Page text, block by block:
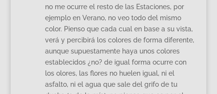
no me ocurre el resto de las Estaciones, por
ejemplo en Verano, no veo todo del mismo
color. Pienso que cada cual en base a su vista,
verá y percibirá los colores de forma diferente,
aunque supuestamente haya unos colores
establecidos ¿no? de igual forma ocurre con
los olores, las flores no huelen igual, ni el
asfalto, ni el agua que sale del grifo de tu